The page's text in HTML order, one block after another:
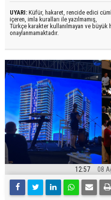
UYARI: Küfür, hakaret, rencide edici
içeren, imla kuralları ile yazılmamış,
Türkçe karakter kullanılmayan ve büyük
onaylanmamaktadır.
12:57 08